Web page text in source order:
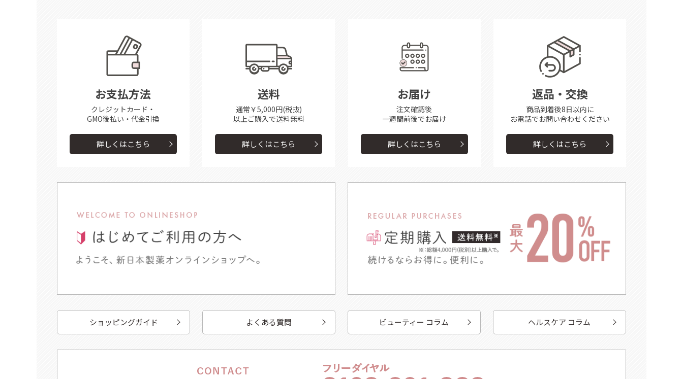
お支払方法
クレジットカード・
GMO後払い・代金引換
詳しくはこちら
送料
通常￥5,000円(税抜)
以上ご購入で送料無料
詳しくはこちら
お届け
注文確認後
一週間前後でお届け
詳しくはこちら
返品・交換
商品到着後8日以内に
お電話でお問い合わせください
詳しくはこちら
ショッピングガイド よくある質問 ビューティー コラム ヘルスケア コラム